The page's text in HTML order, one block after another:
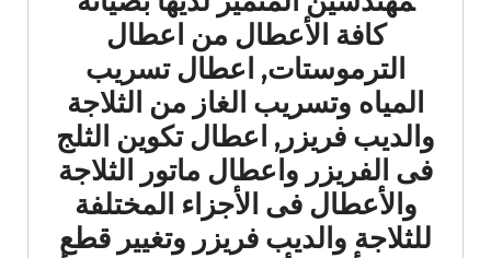
كافة الأعطال من اعطال
الترموستات, اعطال تسريب
المياه وتسريب الغاز من الثلاجة
والديب فريزر, اعطال تكوين الثلج
فى الفريزر واعطال ماتور الثلاجة
والأعطال فى الأجزاء المختلفة
للثلاجة والديب فريزر وتغيير قطع